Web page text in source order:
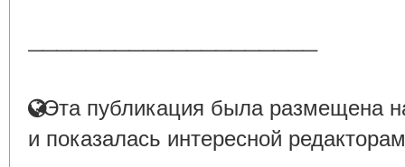
Эта публикация была размещена
и показалась интересной